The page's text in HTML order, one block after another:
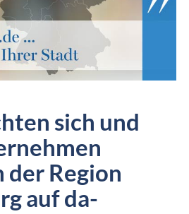
sich und
der Region
auf da-